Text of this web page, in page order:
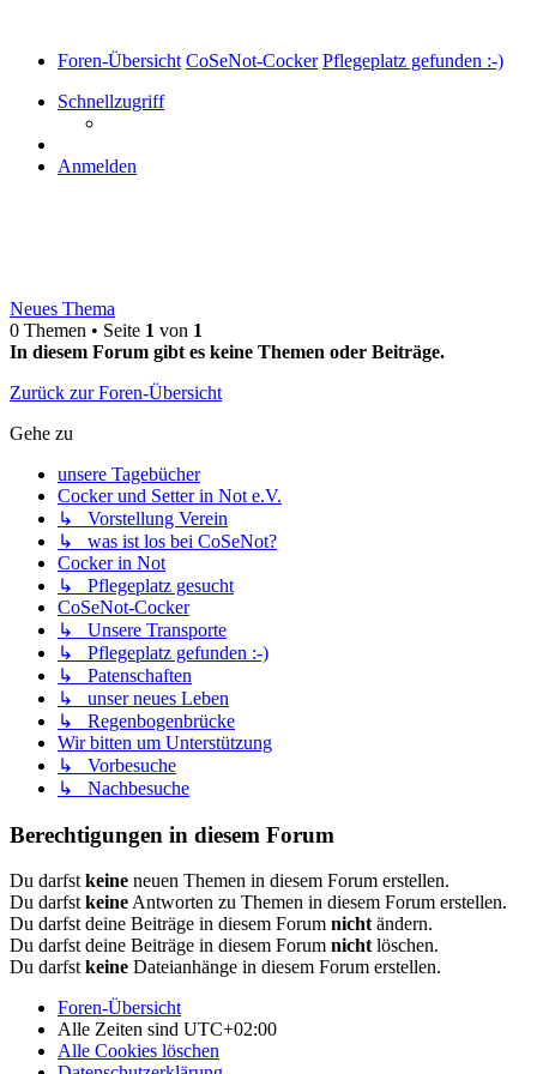
Foren-Übersicht CoSeNot-Cocker Pflegeplatz gefunden :-)
Schnellzugriff
Anmelden
Neues Thema
0 Themen • Seite 1 von 1
In diesem Forum gibt es keine Themen oder Beiträge.
Zurück zur Foren-Übersicht
Gehe zu
unsere Tagebücher
Cocker und Setter in Not e.V.
↳ Vorstellung Verein
↳ was ist los bei CoSeNot?
Cocker in Not
↳ Pflegeplatz gesucht
CoSeNot-Cocker
↳ Unsere Transporte
↳ Pflegeplatz gefunden :-)
↳ Patenschaften
↳ unser neues Leben
↳ Regenbogenbrücke
Wir bitten um Unterstützung
↳ Vorbesuche
↳ Nachbesuche
Berechtigungen in diesem Forum
Du darfst keine neuen Themen in diesem Forum erstellen.
Du darfst keine Antworten zu Themen in diesem Forum erstellen.
Du darfst deine Beiträge in diesem Forum nicht ändern.
Du darfst deine Beiträge in diesem Forum nicht löschen.
Du darfst keine Dateianhänge in diesem Forum erstellen.
Foren-Übersicht
Alle Zeiten sind UTC+02:00
Alle Cookies löschen